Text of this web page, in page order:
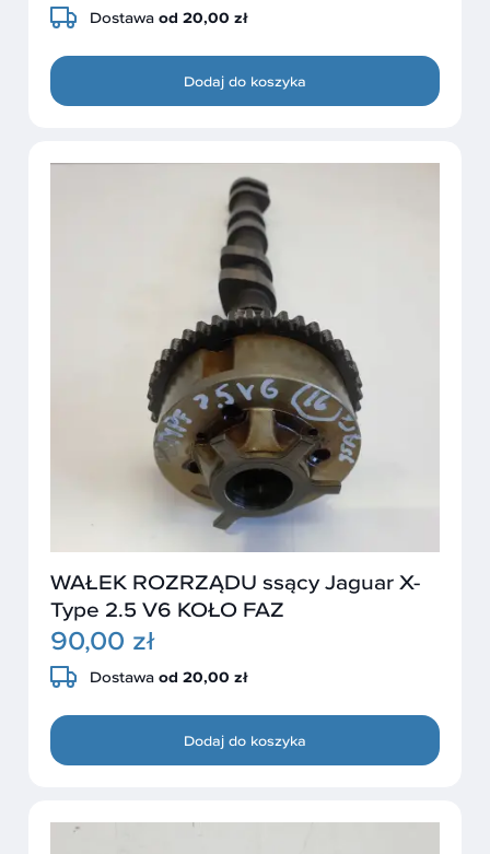
Dostawa od 20,00 zł
Dodaj do koszyka
WAŁEK ROZRZĄDU ssący Jaguar X-
Type 2.5 V6 KOŁO FAZ
90,00 zł
Dostawa od 20,00 zł
Dodaj do koszyka